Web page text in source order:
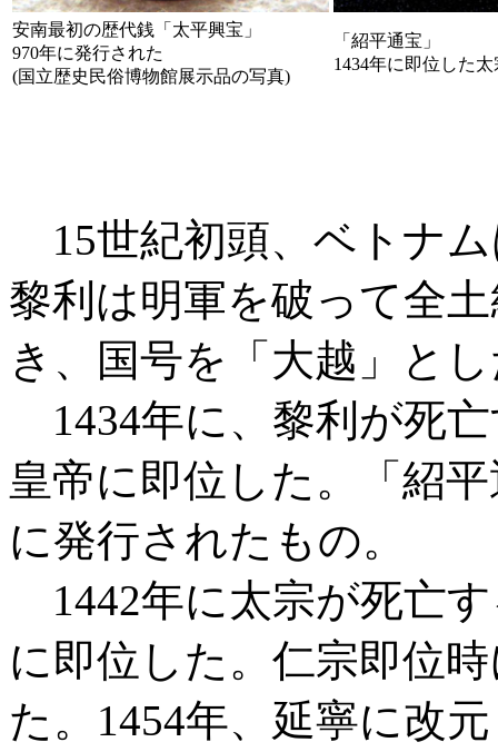
安南最初の歴代銭「太平興宝」
970年に発行された
(国立歴史民俗博物館展示品の写真)
「紹平通宝」
1434年に即位した
15世紀初頭、ベトナ
黎利は明軍を破って全
き、国号を「大越」と
1434年に、黎利が死
皇帝に即位した。「紹
に発行されたもの。
1442年に太宗が死亡
に即位した。仁宗即位
た。1454年、延寧に改